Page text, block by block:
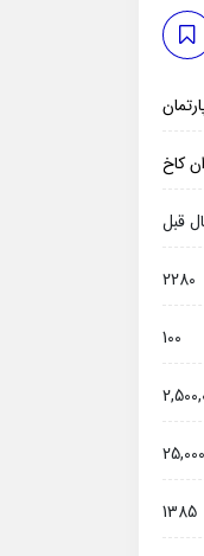
کاخ
2280
100
1385